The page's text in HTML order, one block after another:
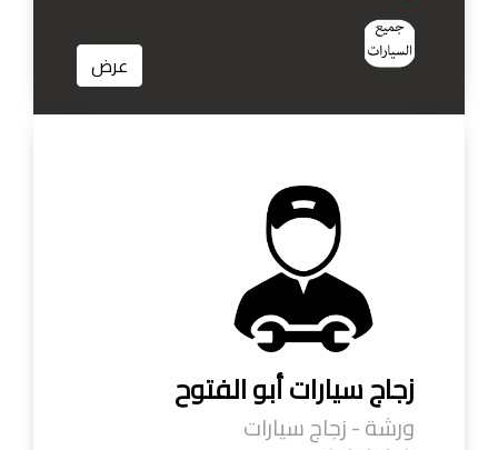
عرض
زجاج سيارات أبو الفتوح
ورشة - زجاج سيارات